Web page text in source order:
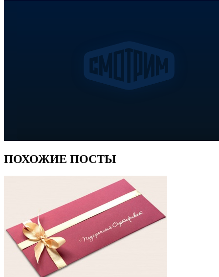
ПОХОЖИЕ ПОСТЫ